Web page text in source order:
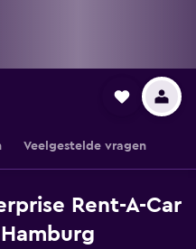
Veelgestelde vragen
Rent-A-Car